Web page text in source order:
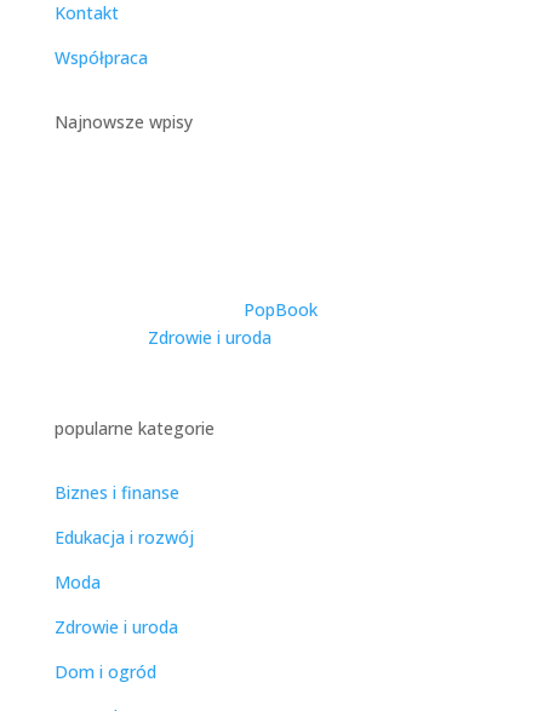
Kontakt
Współpraca
Najnowsze wpisy
PopBook|
Zdrowie i uroda
popularne kategorie
Biznes i finanse
Edukacja i rozwój
Moda
Zdrowie i uroda
Dom i ogród